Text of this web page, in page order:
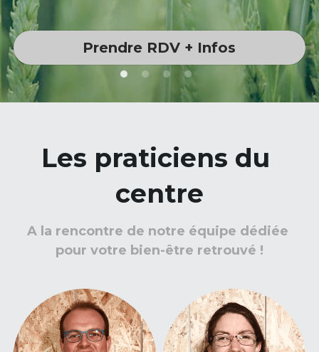
Prendre RDV + Infos
Les praticiens du
centre
A la rencontre de notre équipe dédiée
pour votre bien-être retrouvé !